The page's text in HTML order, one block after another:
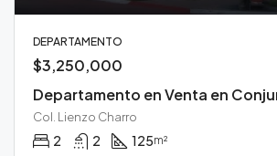
DEPARTAMENTO
$3,250,000
Col. Lienzo Charro
2 2 125m²